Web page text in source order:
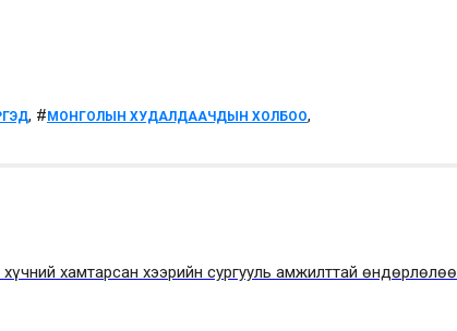
, # МОНГОЛЫН ХУДАЛДААЧДЫН ХОЛБОО,
хамтарсан хээрийн сургууль амжилттай өндөрлөлөө